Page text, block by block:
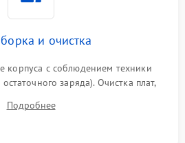
и очистка
корпуса с соблюдением техники
заряда). Очистка плат,
перегрева и замыканий.
Подробнее